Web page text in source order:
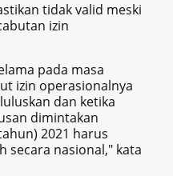
tidak valid meski
izin
pada masa
izin operasionalnya
dan ketika
dimintakan
2021 harus
secara nasional," kata